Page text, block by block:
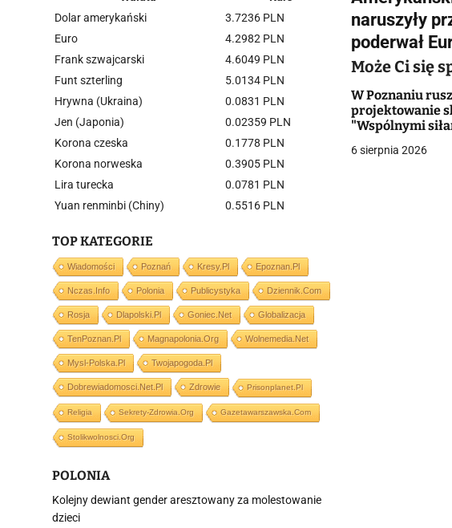
a
w
i
g
a
naruszyły
poderwał
Może Ci się
W Poznaniu
projektowanie
"Wspólnymi
6 sierpnia 2026
Dolar amerykański
3.7236 PLN
Euro
4.2982 PLN
Frank szwajcarski
4.6049 PLN
Funt szterling
5.0134 PLN
Hrywna (Ukraina)
0.0831 PLN
Jen (Japonia)
0.02359 PLN
Korona czeska
0.1778 PLN
Korona norweska
0.3905 PLN
Lira turecka
0.0781 PLN
Yuan renminbi (Chiny)
0.5516 PLN
TOP KATEGORIE
Wiadomości Poznań Kresy.pl Epoznan.pl
Nczas.info Polonia Publicystyka Dziennik.com
Rosja Dlapolski.pl Goniec.net Globalizacja
TenPoznan.pl Magnapolonia.org Wolnemedia.net
Mysl-Polska.pl Twojapogoda.pl
Dobrewiadomosci.net.pl Zdrowie Prisonplanet.pl
Religia Sekrety-Zdrowia.org Gazetawarszawska.com
Stolikwolnosci.org
POLONIA
Kolejny dewiant gender aresztowany za molestowanie
dzieci